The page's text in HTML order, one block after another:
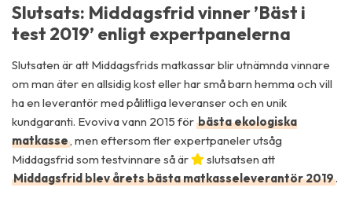
Slutsats: Middagsfrid vinner ’Bäst i
test 2019’ enligt expertpanelerna
Slutsaten är att Middagsfrids matkassar blir utnämnda vinnare
om man äter en allsidig kost eller har små barn hemma och vill
ha en leverantör med pålitliga leveranser och en unik
kundgaranti. Evoviva vann 2015 för bästa ekologiska
matkasse, men eftersom fler expertpaneler utsåg
Middagsfrid som testvinnare så är
slutsatsen att
Middagsfrid blev årets bästa matkasseleverantör 2019.